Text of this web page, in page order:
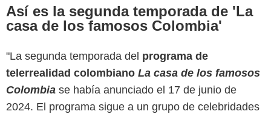
Así es la segunda temporada de 'La
casa de los famosos Colombia'
"La segunda temporada del programa de
telerrealidad colombiano La casa de los famosos
Colombia se había anunciado el 17 de junio de
2024. El programa sigue a un grupo de celebridades